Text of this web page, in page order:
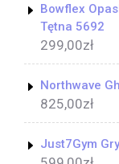
Bowflex
Tętna 5692
299,00zł
Northwave
825,00zł
Just7Gym